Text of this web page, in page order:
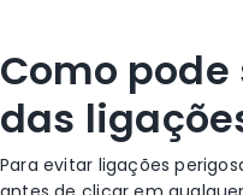
Como
das
Para evitar ligações